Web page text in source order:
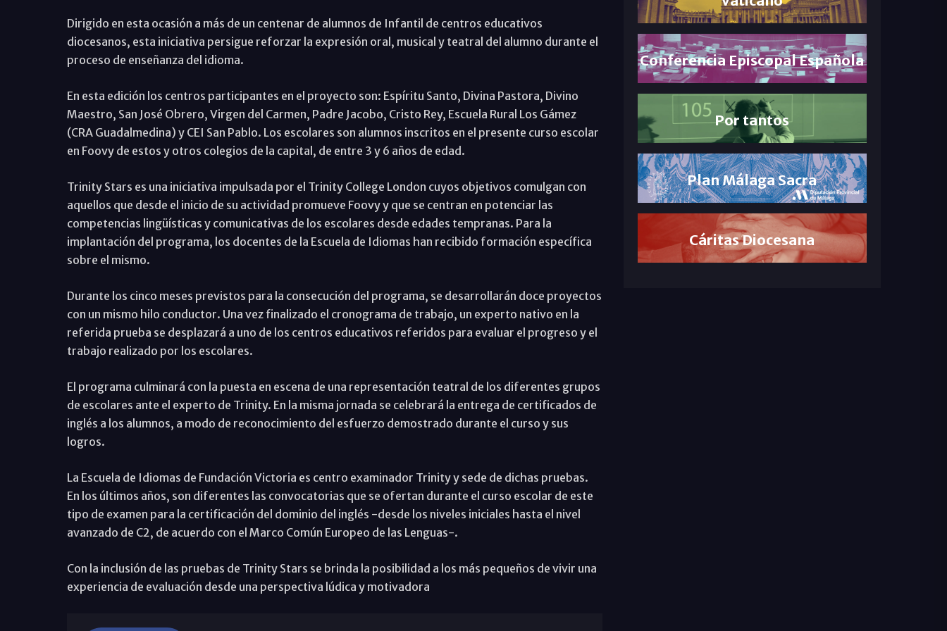
Dirigido en esta ocasión a más de un centenar de alumnos de Infantil de centros educativos
diocesanos, esta iniciativa persigue reforzar la expresión oral, musical y teatral del alumno durante el
proceso de enseñanza del idioma.
En esta edición los centros participantes en el proyecto son: Espíritu Santo, Divina Pastora, Divino
Maestro, San José Obrero, Virgen del Carmen, Padre Jacobo, Cristo Rey, Escuela Rural Los Gámez
(CRA Guadalmedina) y CEI San Pablo. Los escolares son alumnos inscritos en el presente curso escolar
en Foovy de estos y otros colegios de la capital, de entre 3 y 6 años de edad.
Trinity Stars es una iniciativa impulsada por el Trinity College London cuyos objetivos comulgan con
aquellos que desde el inicio de su actividad promueve Foovy y que se centran en potenciar las
competencias lingüísticas y comunicativas de los escolares desde edades tempranas. Para la
implantación del programa, los docentes de la Escuela de Idiomas han recibido formación específica
sobre el mismo.
Durante los cinco meses previstos para la consecución del programa, se desarrollarán doce proyectos
con un mismo hilo conductor. Una vez finalizado el cronograma de trabajo, un experto nativo en la
referida prueba se desplazará a uno de los centros educativos referidos para evaluar el progreso y el
trabajo realizado por los escolares.
El programa culminará con la puesta en escena de una representación teatral de los diferentes grupos
de escolares ante el experto de Trinity. En la misma jornada se celebrará la entrega de certificados de
inglés a los alumnos, a modo de reconocimiento del esfuerzo demostrado durante el curso y sus
logros.
La Escuela de Idiomas de Fundación Victoria es centro examinador Trinity y sede de dichas pruebas.
En los últimos años, son diferentes las convocatorias que se ofertan durante el curso escolar de este
tipo de examen para la certificación del dominio del inglés -desde los niveles iniciales hasta el nivel
avanzado de C2, de acuerdo con el Marco Común Europeo de las Lenguas-.
Con la inclusión de las pruebas de Trinity Stars se brinda la posibilidad a los más pequeños de vivir una
experiencia de evaluación desde una perspectiva lúdica y motivadora
Conferencia Episcopal Española
Por tantos
Plan Málaga Sacra
Cáritas Diocesana